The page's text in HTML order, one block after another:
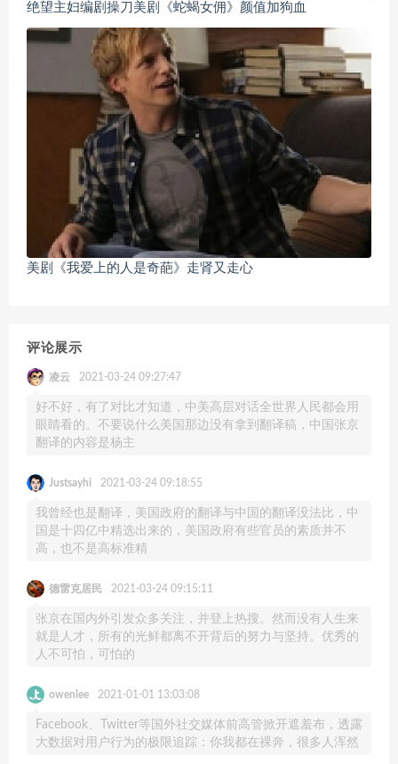
绝望主妇编剧操刀美剧《蛇蝎女佣》颜值加狗血
美剧《我爱上的人是奇葩》走肾又走心
评论展示
凌云 2021-03-24 09:27:47
好不好，有了对比才知道，中美高层对话全世界人民都会用
眼睛看的。不要说什么美国那边没有拿到翻译稿，中国张京
翻译的内容是杨主
Justsayhi 2021-03-24 09:18:55
我曾经也是翻译，美国政府的翻译与中国的翻译没法比，中
国是十四亿中精选出来的，美国政府有些官员的素质并不
高，也不是高标准精
德雷克居民 2021-03-24 09:15:11
张京在国内外引发众多关注，并登上热搜。然而没有人生来
就是人才，所有的光鲜都离不开背后的努力与坚持。优秀的
人不可怕，可怕的
owenlee 2021-01-01 13:03:08
Facebook、Twitter等国外社交媒体前高管掀开遮羞布，透露
大数据对用户行为的极限追踪：你我都在裸奔，很多人浑然